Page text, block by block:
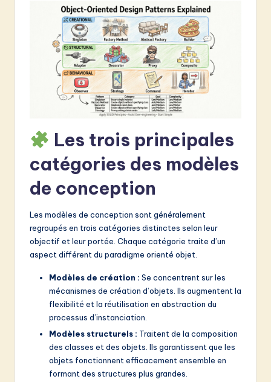
ti
o
Les trois principales
catégories des modèles
de conception
Les modèles de conception sont généralement
regroupés en trois catégories distinctes selon leur
objectif et leur portée. Chaque catégorie traite d’un
aspect différent du paradigme orienté objet.
Modèles de création : Se concentrent sur les
mécanismes de création d’objets. Ils augmentent la
flexibilité et la réutilisation en abstraction du
processus d’instanciation.
Modèles structurels : Traitent de la composition
des classes et des objets. Ils garantissent que les
objets fonctionnent efficacement ensemble en
formant des structures plus grandes.